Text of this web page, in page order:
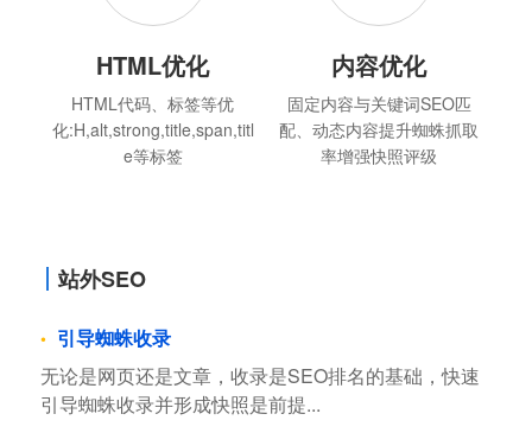
HTML优化
HTML代码、标签等优
化:H,alt,strong,title,span,titl
e等标签
内容优化
固定内容与关键词SEO匹
配、动态内容提升蜘蛛抓取
率增强快照评级
站外SEO
引导蜘蛛收录
无论是网页还是文章，收录是SEO排名的基础，快速
引导蜘蛛收录并形成快照是前提...